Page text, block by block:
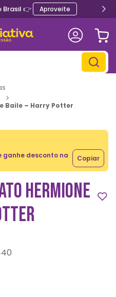
Brasil 👉 Aproveite
Baile – Harry Potter
ganhe desconto na
Copiar
HERMIONE